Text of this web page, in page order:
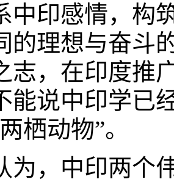
中印感情，构
的理想与奋斗
志，在印度推
能说中印学已
栖动物”。
为，中印两个